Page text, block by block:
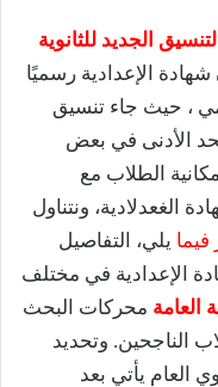
التنسيق الجديد للثانوية
الإعدادية رسميًا
، حيث جاء تنسيق
الأدنى في بعض
الطلاب مع
الغعدلادية، ونتناول
يلي، التفاصيل
الإعدادية في مختلف
العامة محركات البحث
الناجحين. وتحديد
العام يأتي بعد